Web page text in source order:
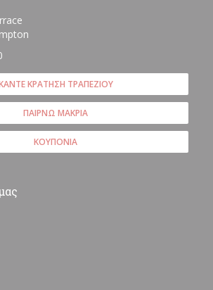
ΚΡΆΤΗΣΗ ΤΡΑΠΕΖΙΟΎ
ΠΑΊΡΝΩ ΜΑΚΡΙΆ
ΚΟΥΠΌΝΙΑ
σε νέο παράθυρο))
σε νέο παράθυρο))
((ανοίγει σε νέο παράθυρο))